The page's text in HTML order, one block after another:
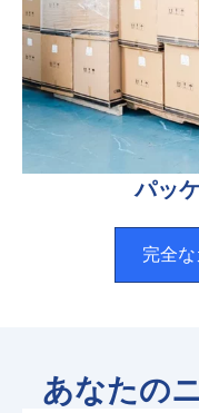
パッ
完全
あなたの